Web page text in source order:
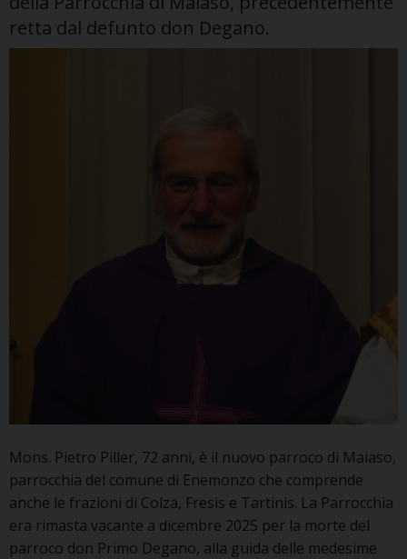
retta dal defunto don Degano.
Mons. Pietro Piller, 72 anni, è il nuovo parroco di Maiaso,
parrocchia del comune di Enemonzo che comprende
anche le frazioni di Colza, Fresis e Tartinis. La Parrocchia
era rimasta vacante a dicembre 2025 per la morte del
parroco don Primo Degano, alla guida delle medesime